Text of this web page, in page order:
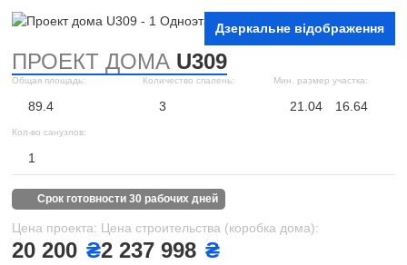
Дзеркальне відображення
ПРОЕКТ ДОМА U309
Общая площадь:
89.4
Количество спалень:
3
Мин. размер участка:
21.04 16.64
Кол-во санузлов:
1
срок готовности 30 рабочих дней
Цена проекта:
20 200 ₴
Цена строительства (коробка дома):
2 237 998 ₴